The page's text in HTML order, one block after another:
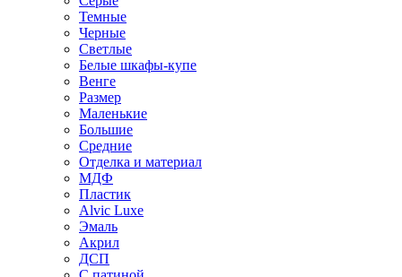
Темные
Черные
Светлые
Белые шкафы-купе
Венге
Размер
Маленькие
Большие
Средние
Отделка и материал
МДФ
Пластик
Alvic Luxe
Эмаль
Акрил
ДСП